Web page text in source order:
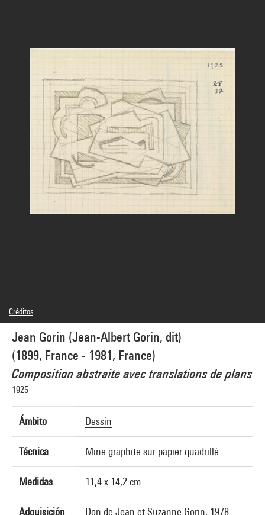
Jean Gorin (Jean-Albert Gorin, dit)
(1899, France - 1981, France)
Composition abstraite avec translations de plans
1925
Ámbito Dessin
Técnica Mine graphite sur papier quadrillé
Medidas 11,4 x 14,2 cm
Adquisición Don de Jean et Suzanne Gorin, 1978
Créditos
© droits réservés
Créditos fotográficos : Centre Pompidou, MNAM-CCI/Philippe Migeat/Dist.
GrandPalaisRmn
Referencia de la imagen : 4N62891
Difusión de la imagen :GrandPalaisRmnPhoto